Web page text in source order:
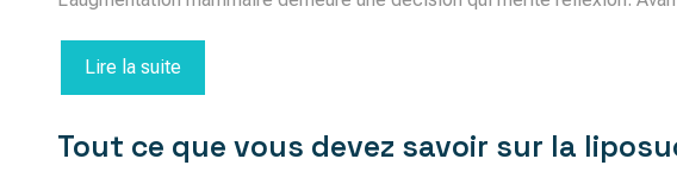
Lire la suite
Tout ce que vous devez savoir sur la